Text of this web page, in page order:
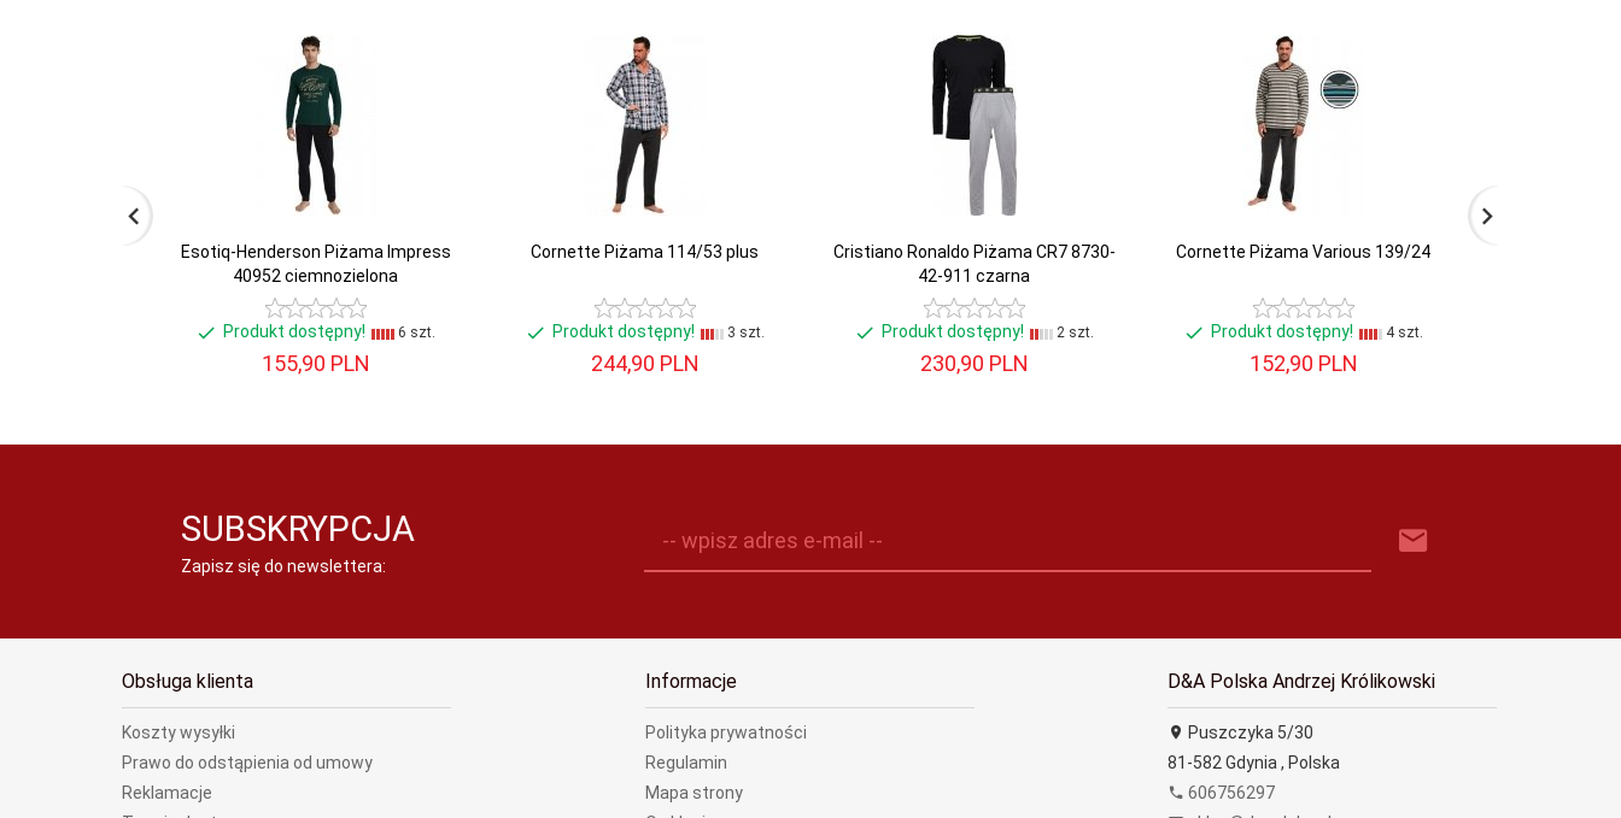
Esotiq-Henderson Piżama Impress
40952 ciemnozielona
Produkt dostępny! 6 szt.
155,90 PLN
Cornette Piżama 114/53 plus
Produkt dostępny! 3 szt.
244,90 PLN
Cristiano Ronaldo Piżama CR7 8730-
42-911 czarna
Produkt dostępny! 2 szt.
230,90 PLN
Cornette Piżama Various 139/24
Produkt dostępny! 4 szt.
152,90 PLN
SUBSKRYPCJA
Zapisz się do newslettera:
-- wpisz adres e-mail --
Obsługa klienta
Koszty wysyłki
Prawo do odstąpienia od umowy
Reklamacje
Informacje
Polityka prywatności
Regulamin
Mapa strony
D&A Polska Andrzej Królikowski
Puszczyka 5/30
81-582 Gdynia , Polska
606756297